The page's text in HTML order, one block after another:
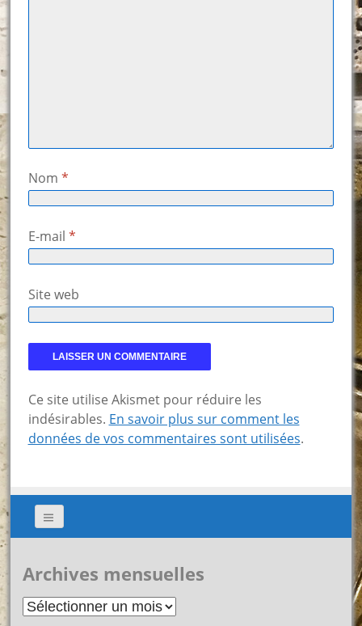
Nom *
E-mail *
Site web
Ce site utilise Akismet pour réduire les
indésirables. En savoir plus sur comment les
données de vos commentaires sont utilisées.
Archives mensuelles
Archives